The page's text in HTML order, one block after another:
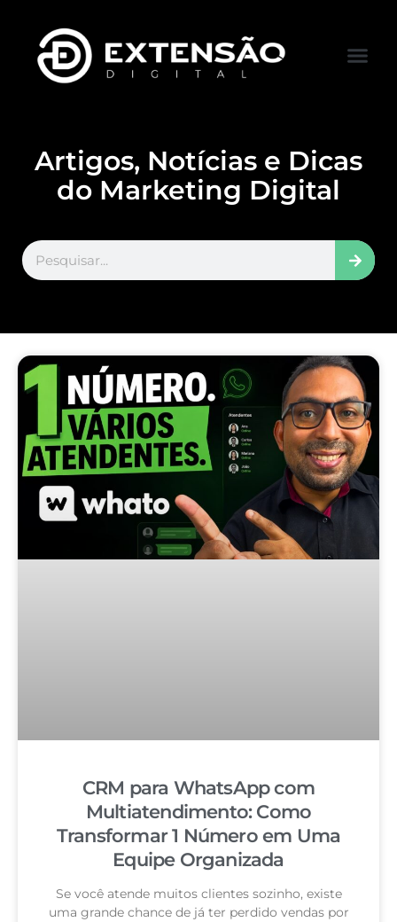
Artigos, Notícias e Dicas
do Marketing Digital
CRM para WhatsApp com
Multiatendimento: Como
Transformar 1 Número em Uma
Equipe Organizada
Se você atende muitos clientes sozinho, existe
uma grande chance de já ter perdido vendas por